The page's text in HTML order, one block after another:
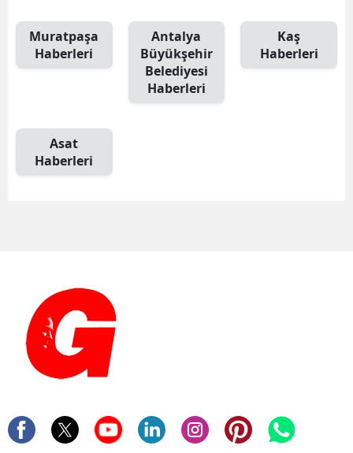
Muratpaşa
Haberleri
Antalya
Büyükşehir
Belediyesi
Haberleri
Kaş
Haberleri
Asat
Haberleri